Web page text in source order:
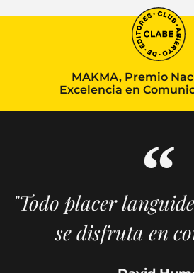
MAKMA, Premio
Excelencia en
"Todo placer
se disfruta en